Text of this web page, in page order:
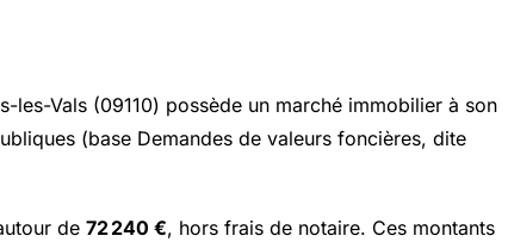
les-Vals (09110) possède un marché immobilier à son
(base Demandes de valeurs foncières, dite
de 72 240 €, hors frais de notaire. Ces montants